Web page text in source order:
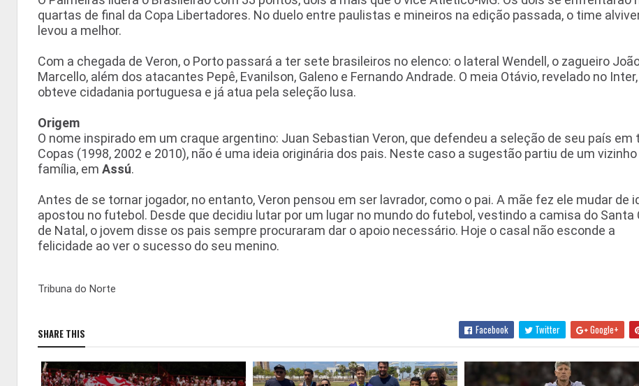
quartas de final da Copa Libertadores. No duelo entre paulistas e mineiros na edição passada, o time
levou a melhor.
Com a chegada de Veron, o Porto passará a ter sete brasileiros no elenco: o lateral Wendell, o zagueiro
Marcello, além dos atacantes Pepê, Evanilson, Galeno e Fernando Andrade. O meia Otávio, revelado no Inter,
obteve cidadania portuguesa e já atua pela seleção lusa.
Origem
O nome inspirado em um craque argentino: Juan Sebastian Veron, que defendeu a seleção de seu país em
Copas (1998, 2002 e 2010), não é uma ideia originária dos pais. Neste caso a sugestão partiu de um vizinho
família, em Assú.
Antes de se tornar jogador, no entanto, Veron pensou em ser lavrador, como o pai. A mãe fez ele mudar de
apostou no futebol. Desde que decidiu lutar por um lugar no mundo do futebol, vestindo a camisa do Santa
de Natal, o jovem disse os pais sempre procuraram dar o apoio necessário. Hoje o casal não esconde a
felicidade ao ver o sucesso do seu menino.
Tribuna do Norte
SHARE THIS Facebook Twitter Google+